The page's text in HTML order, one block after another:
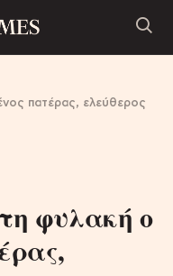
πατέρας, ελεύθερος
φυλακή ο